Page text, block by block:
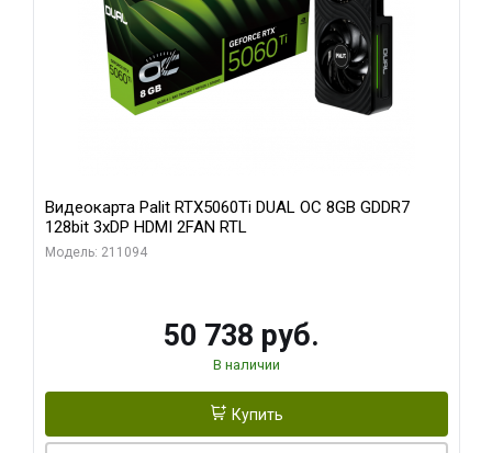
Видеокарта Palit RTX5060Ti DUAL OC 8GB GDDR7
128bit 3xDP HDMI 2FAN RTL
Модель: 211094
50 738 руб.
В наличии
Купить